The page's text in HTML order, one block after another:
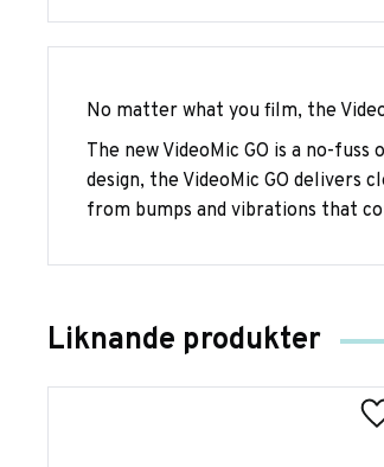
No matter what you film, the
The new VideoMic GO is a no-
design, the VideoMic GO
from bumps and vibrations that
Liknande produkter